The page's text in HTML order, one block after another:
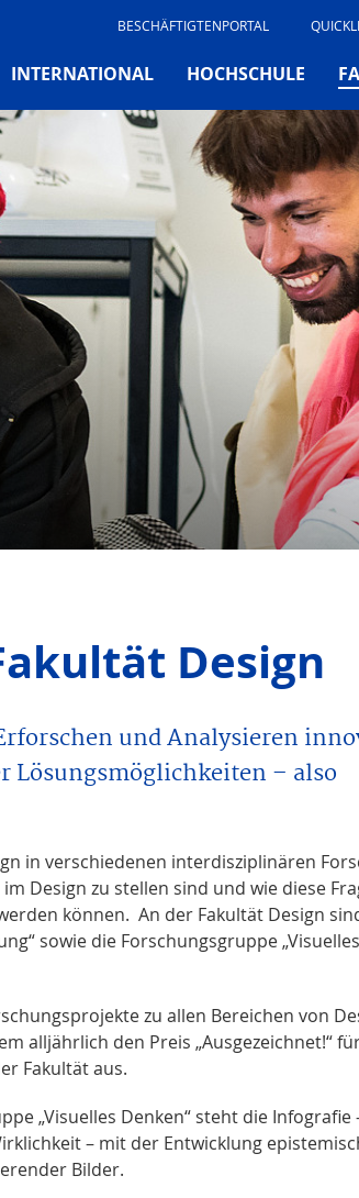
BESCHÄFTIGTENPORTAL
INTERNATIONAL HOCHSCHULE
Design
und Analysieren
– also
in verschiedenen interdisziplinären
Design zu stellen sind und wie diese
können. An der Fakultät Design
sowie die Forschungsgruppe
zu allen Bereichen von
alljährlich den Preis „Ausgezeichnet!“
Fakultät aus.
„Visuelles Denken“ steht die Infografie
– mit der Entwicklung
Bilder.